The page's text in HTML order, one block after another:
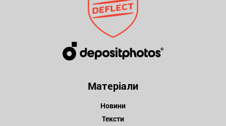
Матеріали
Новини
Тексти